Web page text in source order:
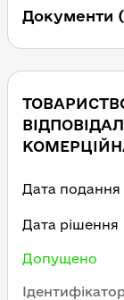
Документи
Дата подання
Дата рішення
Допущено
Ідентифікатор